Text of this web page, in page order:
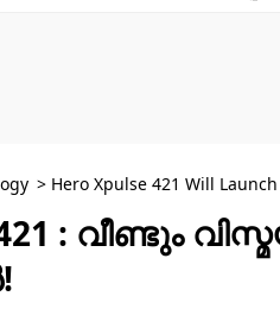
> Hero Xpulse 421 Will
421 : വീണ്ടും